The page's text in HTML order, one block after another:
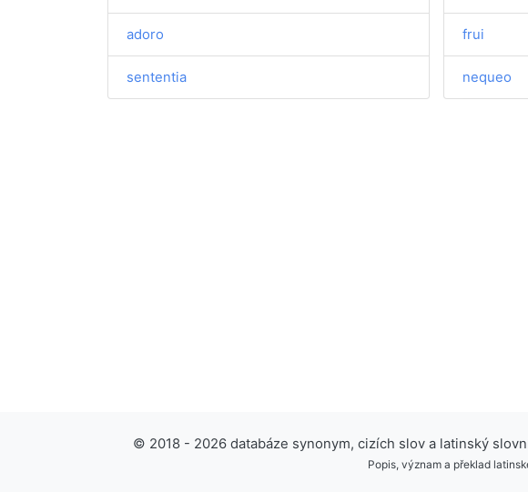
adoro
sententia
frui
nequeo
© 2018 - 2026 databáze synonym, cizích slov a latinský
Popis, význam a překlad